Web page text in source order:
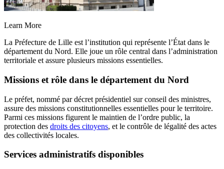
Learn More
La Préfecture de Lille est l’institution qui représente l’État dans le
département du Nord. Elle joue un rôle central dans l’administration
territoriale et assure plusieurs missions essentielles.
Missions et rôle dans le département du Nord
Le préfet, nommé par décret présidentiel sur conseil des ministres,
assure des missions constitutionnelles essentielles pour le territoire.
Parmi ces missions figurent le maintien de l’ordre public, la
protection des droits des citoyens, et le contrôle de légalité des actes
des collectivités locales.
Services administratifs disponibles